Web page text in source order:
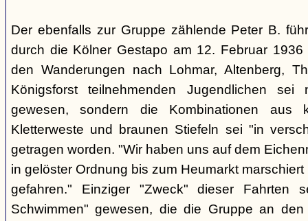
Der ebenfalls zur Gruppe zählende Peter B.
durch die Kölner Gestapo am 12. Februar
den Wanderungen nach Lohmar, Altenberg,
Königsforst teilnehmenden Jugendlichen sei
gewesen, sondern die Kombinationen aus
Kletterweste und braunen Stiefeln sei "in
getragen worden. "Wir haben uns auf dem
in gelöster Ordnung bis zum Heumarkt
gefahren." Einziger "Zweck" dieser Fahrten
Schwimmen" gewesen, die die Gruppe an